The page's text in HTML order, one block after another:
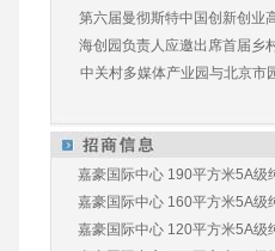
第六届曼彻斯特中国创新创业
海创园负责人应邀出席首届乡
中关村多媒体产业园与北京市
嘉豪国际中心 190平方米5A级
嘉豪国际中心 160平方米5A级
嘉豪国际中心 120平方米5A级